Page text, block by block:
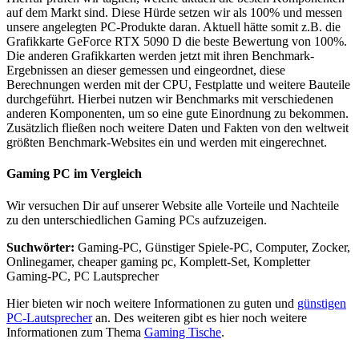
auf dem Markt sind. Diese Hürde setzen wir als 100% und messen
unsere angelegten PC-Produkte daran. Aktuell hätte somit z.B. die
Grafikkarte GeForce RTX 5090 D die beste Bewertung von 100%.
Die anderen Grafikkarten werden jetzt mit ihren Benchmark-
Ergebnissen an dieser gemessen und eingeordnet, diese
Berechnungen werden mit der CPU, Festplatte und weitere Bauteile
durchgeführt. Hierbei nutzen wir Benchmarks mit verschiedenen
anderen Komponenten, um so eine gute Einordnung zu bekommen.
Zusätzlich fließen noch weitere Daten und Fakten von den weltweit
größten Benchmark-Websites ein und werden mit eingerechnet.
Gaming PC im Vergleich
Wir versuchen Dir auf unserer Website alle Vorteile und Nachteile
zu den unterschiedlichen Gaming PCs aufzuzeigen.
Suchwörter: Gaming-PC, Günstiger Spiele-PC, Computer, Zocker,
Onlinegamer, cheaper gaming pc, Komplett-Set, Kompletter
Gaming-PC, PC Lautsprecher
Hier bieten wir noch weitere Informationen zu guten und günstigen
PC-Lautsprecheran. Des weiteren gibt es hier noch weitere
Informationen zum Thema Gaming Tische.